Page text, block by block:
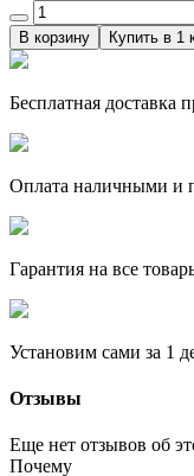
Купить в 1
Бесплатная доставка
Оплата наличными и
Гарантия на все
Установим сами за 1
Отзывы
Еще нет отзывов об
Почему